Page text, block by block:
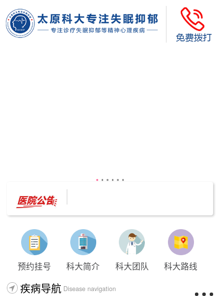
太原科大开展--“心理隐患也是安全隐患”讲座”
太原科大开展心理沙盘团体体验系列公益活动
预约挂号 科大简介 科大团队 科大路线
疾病导航 Disease navigation